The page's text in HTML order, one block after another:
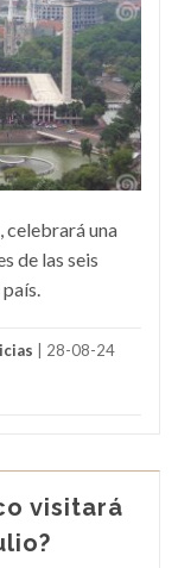
celebrará una
de las seis
| 28-08-24
visitará